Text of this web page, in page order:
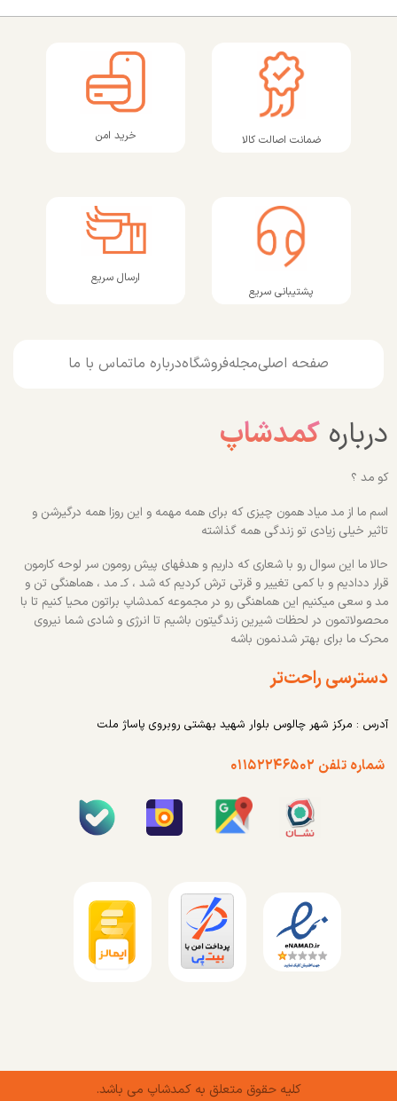
ضمانت اصالت کالا خرید امن
پشتیبانی سریع
ارسال سریع
صفحه اصلیمجلهفروشگاهدرباره ماتماس با ما
درباره کمدشاپ
کو مد ؟
اسم ما از مد میاد همون چیزی که برای همه مهمه و این روزا همه درگیرشن و
تاثیر خیلی زیادی تو زندگی همه گذاشته
حالا ما این سوال رو با شعاری که داریم و هدفهای پیش رومون سر لوحه کارمون
قرار ددادیم و با کمی تغییر و قرتی ترش کردیم که شد ، کـ مد ، هماهنگی تن و
مد و سعی میکنیم این هماهنگی رو در مجموعه کمدشاپ براتون محیا کنیم تا با
محصولاتمون در لحظات شیرین زندگیتون باشیم تا انرژی و شادی شما نیروی
محرک ما برای بهتر شدنمون باشه
دسترسی راحت‌تر
آدرس : مرکز شهر چالوس بلوار شهید بهشتی روبروی پاساژ ملت
شماره تلفن ۰۱۱۵۲۲۴۶۵۰۲
کلیه حقوق متعلق به کمدشاپ می باشد.